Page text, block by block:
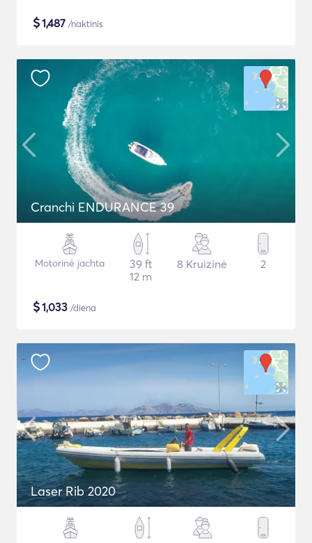
$1,487 /naktinis
Cranchi ENDURANCE 39
Motorinė jachta
39 ft
12 m
8 Kruizinė 2
$1,033 /diena
Laser Rib 2020